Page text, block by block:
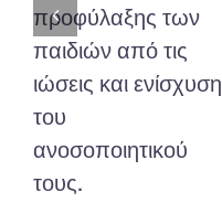
προφύλαξης των
παιδιών από τις
ιώσεις και ενίσχυση
του
ανοσοποιητικού
τους.